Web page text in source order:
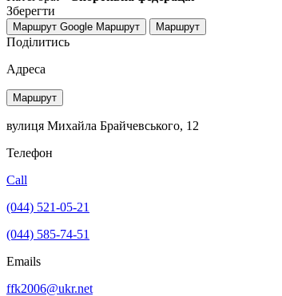
Зберегти
Маршрут Google Маршрут Маршрут
Поділитись
Адреса
Маршрут
вулиця Михайла Брайчевського, 12
Телефон
Call
(044) 521-05-21
(044) 585-74-51
Emails
ffk2006@ukr.net